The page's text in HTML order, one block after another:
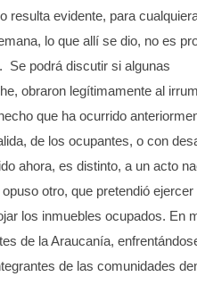
resulta evidente, para
lo que allí se dio, no es
Se podrá discutir si algunas
obraron legítimamente al
que ha ocurrido
de los ocupantes, o con
ahora, es distinto, a un acto
otro, que pretendió ejercer
los inmuebles ocupados. En
de la Araucanía,
de las comunidades